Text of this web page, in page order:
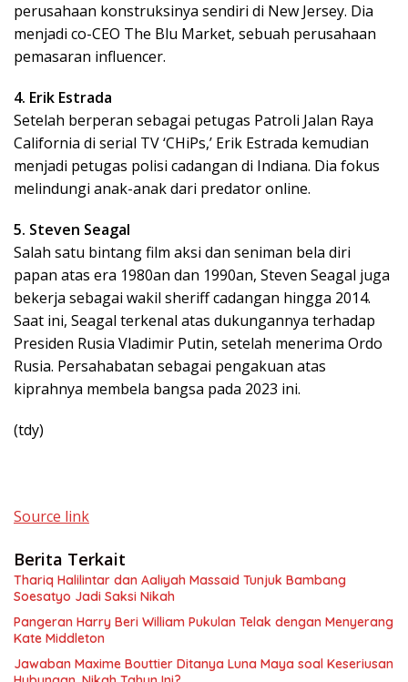
perusahaan konstruksinya sendiri di New Jersey. Dia
menjadi co-CEO The Blu Market, sebuah perusahaan
pemasaran influencer.
4. Erik Estrada
Setelah berperan sebagai petugas Patroli Jalan Raya
California di serial TV ‘CHiPs,’ Erik Estrada kemudian
menjadi petugas polisi cadangan di Indiana. Dia fokus
melindungi anak-anak dari predator online.
5. Steven Seagal
Salah satu bintang film aksi dan seniman bela diri
papan atas era 1980an dan 1990an, Steven Seagal juga
bekerja sebagai wakil sheriff cadangan hingga 2014.
Saat ini, Seagal terkenal atas dukungannya terhadap
Presiden Rusia Vladimir Putin, setelah menerima Ordo
Rusia. Persahabatan sebagai pengakuan atas
kiprahnya membela bangsa pada 2023 ini.
(tdy)
Source link
Berita Terkait
Thariq Halilintar dan Aaliyah Massaid Tunjuk Bambang
Soesatyo Jadi Saksi Nikah
Pangeran Harry Beri William Pukulan Telak dengan Menyerang
Kate Middleton
Jawaban Maxime Bouttier Ditanya Luna Maya soal Keseriusan